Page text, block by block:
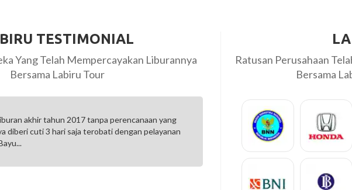
TESTIMONIAL
Yang Telah Mempercayakan Liburannya
Bersama Labiru Tour
akhir tahun 2017 tanpa perencanaan yang
diberi cuti 3 hari saja terobati dengan pelayanan
Alhamdulillah liburan asyik
foto-fotonya .. Terima kasih
Riris Rindyas Setyati
Ratusan Perusahaan
Bersama